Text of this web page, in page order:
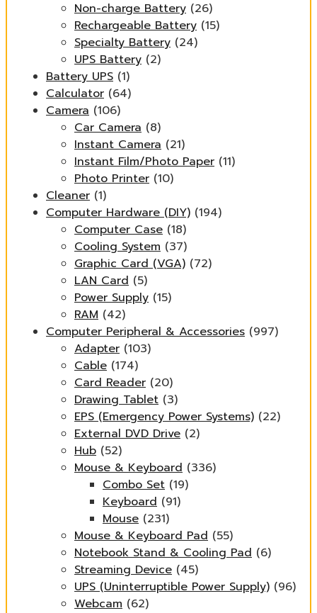
Non-charge Battery (26)
Rechargeable Battery (15)
Specialty Battery (24)
UPS Battery (2)
Battery UPS (1)
Calculator (64)
Camera (106)
Car Camera (8)
Instant Camera (21)
Instant Film/Photo Paper (11)
Photo Printer (10)
Cleaner (1)
Computer Hardware (DIY) (194)
Computer Case (18)
Cooling System (37)
Graphic Card (VGA) (72)
LAN Card (5)
Power Supply (15)
RAM (42)
Computer Peripheral & Accessories (997)
Adapter (103)
Cable (174)
Card Reader (20)
Drawing Tablet (3)
EPS (Emergency Power Systems) (22)
External DVD Drive (2)
Hub (52)
Mouse & Keyboard (336)
Combo Set (19)
Keyboard (91)
Mouse (231)
Mouse & Keyboard Pad (55)
Notebook Stand & Cooling Pad (6)
Streaming Device (45)
UPS (Uninterruptible Power Supply) (96)
Webcam (62)